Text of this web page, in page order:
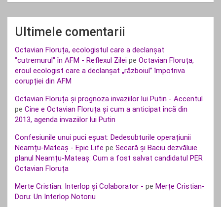
Ultimele comentarii
Octavian Floruța, ecologistul care a declanșat
"cutremurul" în AFM - Reflexul Zilei pe Octavian Floruța,
eroul ecologist care a declanșat „războiul” împotriva
corupției din AFM
Octavian Floruța și prognoza invaziilor lui Putin - Accentul
pe Cine e Octavian Floruța și cum a anticipat încă din
2013, agenda invaziilor lui Putin
Confesiunile unui puci eșuat: Dedesubturile operațiunii
Neamțu-Mateaș - Epic Life pe Secară și Baciu dezvăluie
planul Neamțu-Mateaș: Cum a fost salvat candidatul PER
Octavian Floruța
Merte Cristian: Interlop și Colaborator - pe Merțe Cristian-
Doru: Un Interlop Notoriu